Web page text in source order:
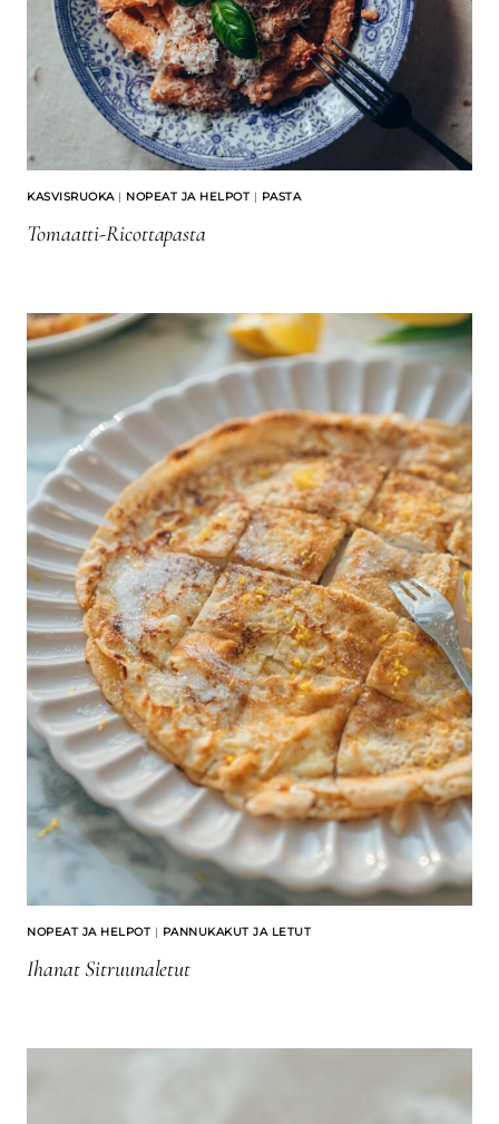
KASVISRUOKA| NOPEAT JA HELPOT | PASTA
Tomaatti-Ricottapasta
NOPEAT JA HELPOT | PANNUKAKUT JA LETUT
Ihanat Sitruunaletut